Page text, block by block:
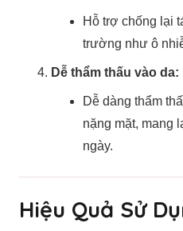
Hỗ trợ chống lại
trường như ô
Dễ thẩm thấu vào da:
Dễ dàng thẩm
nặng mặt, mang
ngày.
Hiệu Quả Sử